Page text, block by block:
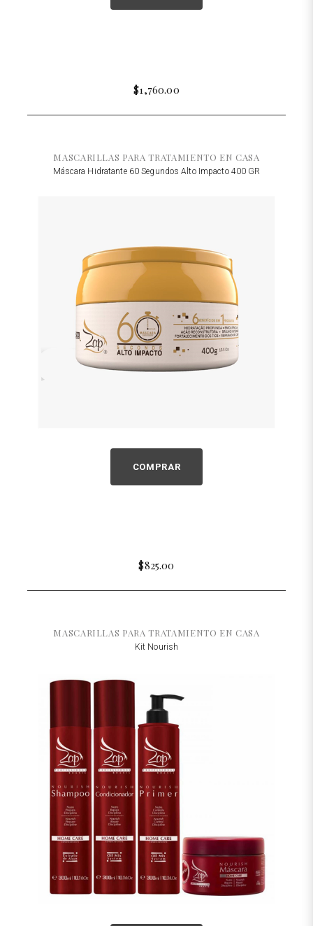
$1,760.00
MASCARILLAS PARA TRATAMIENTO EN CASA
Máscara Hidratante 60 Segundos Alto Impacto 400 GR
COMPRAR
$825.00
MASCARILLAS PARA TRATAMIENTO EN CASA
Kit Nourish